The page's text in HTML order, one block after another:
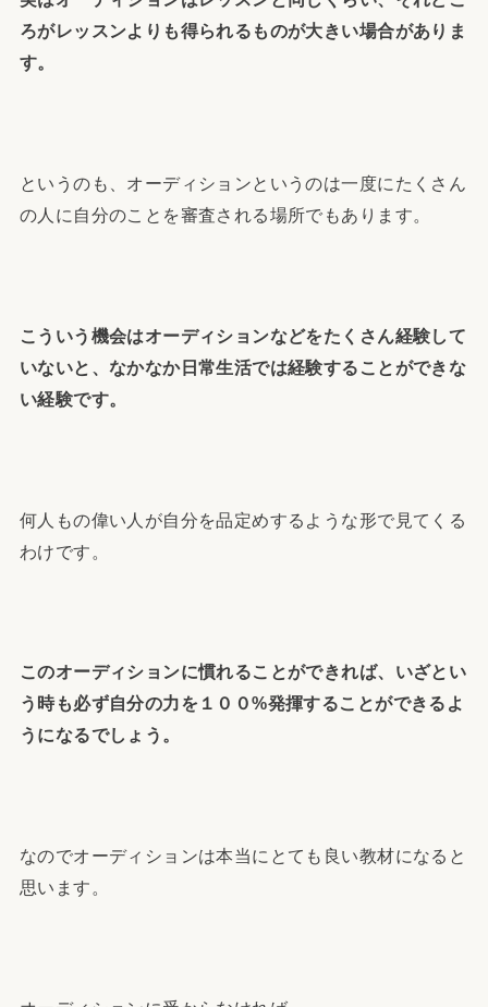
ろがレッスンよりも得られるものが大きい場合がありま
す。
というのも、オーディションというのは一度にたくさん
の人に自分のことを審査される場所でもあります。
こういう機会はオーディションなどをたくさん経験して
いないと、なかなか日常生活では経験することができな
い経験です。
何人もの偉い人が自分を品定めするような形で見てくる
わけです。
このオーディションに慣れることができれば、いざとい
う時も必ず自分の力を１００%発揮することができるよ
うになるでしょう。
なのでオーディションは本当にとても良い教材になると
思います。